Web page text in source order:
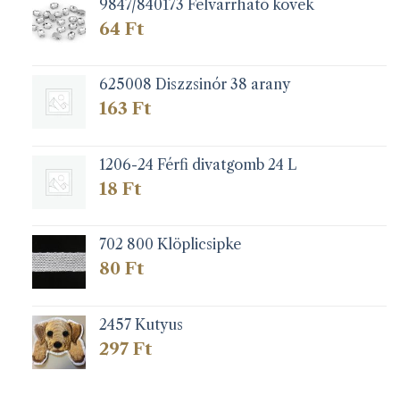
9847/840173 Felvarrható kövek
64 Ft
625008 Diszzsinór 38 arany
163 Ft
1206-24 Férfi divatgomb 24 L
18 Ft
702 800 Klöplicsipke
80 Ft
2457 Kutyus
297 Ft